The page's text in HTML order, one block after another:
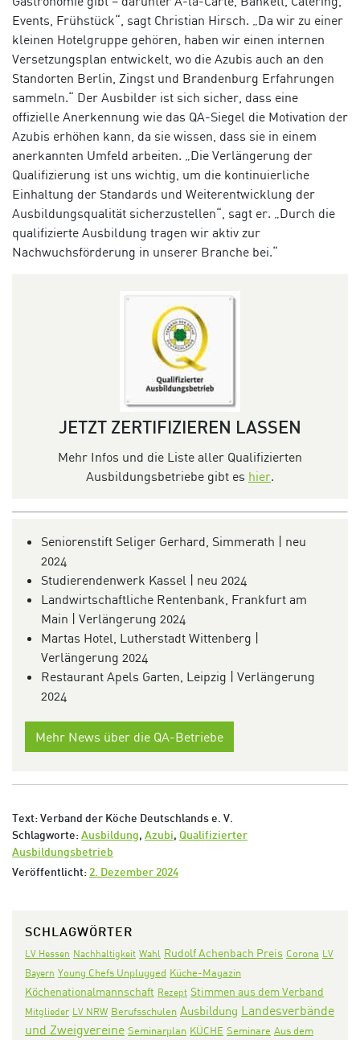
Events, Frühstück“, sagt Christian Hirsch. „Da wir zu einer
kleinen Hotelgruppe gehören, haben wir einen internen
Versetzungsplan entwickelt, wo die Azubis auch an den
Standorten Berlin, Zingst und Brandenburg Erfahrungen
sammeln.“ Der Ausbilder ist sich sicher, dass eine
offizielle Anerkennung wie das QA-Siegel die Motivation der
Azubis erhöhen kann, da sie wissen, dass sie in einem
anerkannten Umfeld arbeiten. „Die Verlängerung der
Qualifizierung ist uns wichtig, um die kontinuierliche
Einhaltung der Standards und Weiterentwicklung der
Ausbildungsqualität sicherzustellen“, sagt er. „Durch die
qualifizierte Ausbildung tragen wir aktiv zur
Nachwuchsförderung in unserer Branche bei.“
JETZT ZERTIFIZIEREN LASSEN
Mehr Infos und die Liste aller Qualifizierten
Ausbildungsbetriebe gibt es hier.
Seniorenstift Seliger Gerhard, Simmerath | neu
2024
Studierendenwerk Kassel | neu 2024
Landwirtschaftliche Rentenbank, Frankfurt am
Main | Verlängerung 2024
Martas Hotel, Lutherstadt Wittenberg |
Verlängerung 2024
Restaurant Apels Garten, Leipzig | Verlängerung
2024
Mehr News über die QA-Betriebe
Text: Verband der Köche Deutschlands e. V.
Schlagworte: Ausbildung, Azubi, Qualifizierter
Ausbildungsbetrieb
Veröffentlicht: 2. Dezember 2024
SCHLAGWÖRTER
LV Hessen Nachhaltigkeit Wahl Rudolf Achenbach Preis Corona LV
Bayern Young Chefs Unplugged Küche-Magazin
Köchenationalmannschaft Rezept Stimmen aus dem Verband
Mitglieder LV NRW Berufsschulen Ausbildung Landesverbände
und Zweigvereine Seminarplan KÜCHE Seminare Aus dem